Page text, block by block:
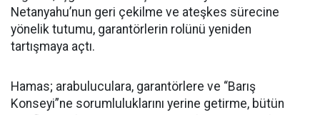
Netanyahu’nun geri çekilme ve ateşkes sürecine
yönelik tutumu, garantörlerin rolünü yeniden
tartışmaya açtı.
Hamas; arabuluculara, garantörlere ve “Barış
Konseyi”ne sorumluluklarını yerine getirme, bütün